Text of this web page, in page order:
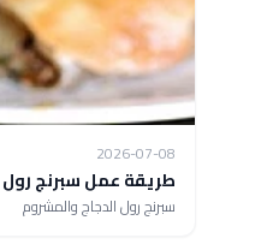
2026-07-08
طريقة عمل سبرنج رول
سبرنج رول الدجاج والمشروم